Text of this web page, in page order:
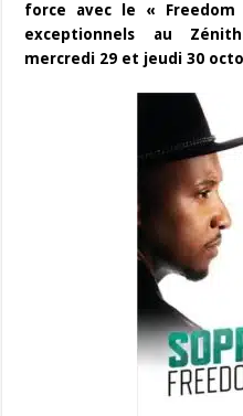
force avec le «
exceptionnels au
mercredi 29 et jeudi 30